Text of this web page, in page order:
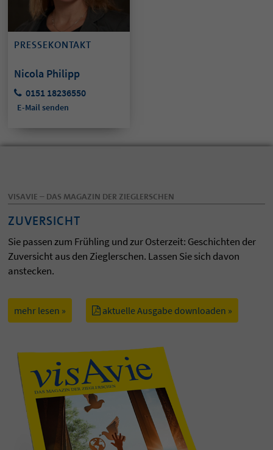
PRESSEKONTAKT
Nicola Philipp
0151 18236550
E-Mail senden
VISAVIE – DAS MAGAZIN DER ZIEGLERSCHEN
ZUVERSICHT
Sie passen zum Frühling und zur Osterzeit: Geschichten der
Zuversicht aus den Zieglerschen. Lassen Sie sich davon
anstecken.
mehr lesen » aktuelle Ausgabe downloaden »